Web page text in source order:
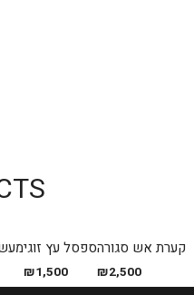
מעשנהספסל עץ זוגי
₪1,500
קערת אש סגורה
₪2,500